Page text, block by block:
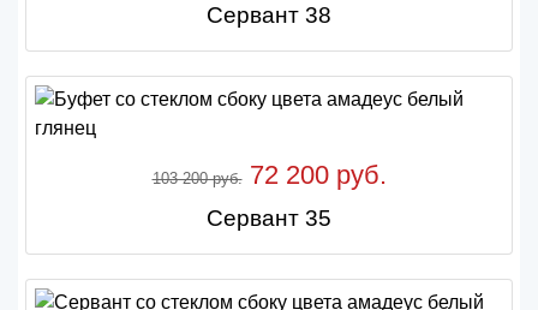
Сервант 38
103 200 руб.72 200 руб.
Сервант 35